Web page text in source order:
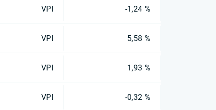
VPI -1,24 %
VPI 5,58 %
VPI 1,93 %
VPI -0,32 %